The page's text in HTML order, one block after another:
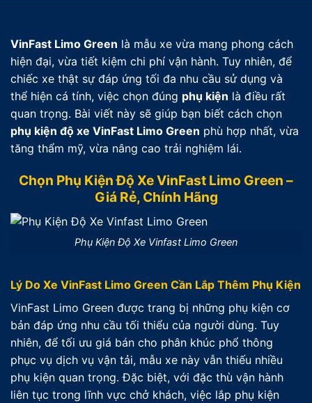
VinFast Limo Green là mẫu xe vừa mang phong cách
hiện đại, vừa tiết kiệm chi phí vận hành. Tuy nhiên, để
chiếc xe thật sự đáp ứng tối đa nhu cầu sử dụng và
thể hiện cá tính, việc chọn đúng phụ kiện là điều rất
quan trọng. Bài viết này sẽ giúp bạn biết cách chọn
phụ kiện độ xe VinFast Limo Green phù hợp nhất, vừa
tăng thẩm mỹ, vừa nâng cao trải nghiệm lái.
Chọn Phụ Kiện Độ Xe VinFast Limo Green –
Giá Rẻ, Chính Hãng
Phụ Kiện Độ Xe Vinfast Limo Green
Lý Do Xe VinFast Limo Green Cần Lắp Thêm Phụ Kiện
VinFast Limo Green được trang bị những phụ kiện cơ
bản đáp ứng nhu cầu tối thiểu của người dùng. Tuy
nhiên, để tối ưu giá bán cho phân khúc phổ thông
phục vụ dịch vụ vận tải, mẫu xe này vẫn thiếu nhiều
phụ kiện quan trọng. Đặc biệt, với đặc thù vận hành
liên tục trong lĩnh vực chở khách, việc lắp phụ kiện